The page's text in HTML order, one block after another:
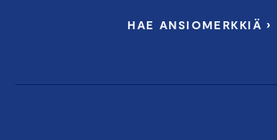
HAE ANSIOMERKKIÄ ›